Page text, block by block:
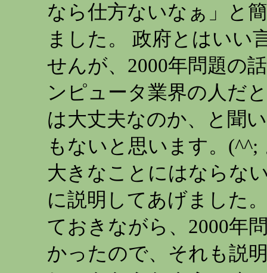
なら仕方ないなぁ」と
ました。 政府とはいい
せんが、2000年問題の
ンピュータ業界の人だ
は大丈夫なのか、と聞
もないと思います。
大きなことにはならな
に説明してあげました
ておきながら、2000年
かったので、それも説